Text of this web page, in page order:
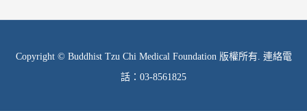
Copyright © Buddhist Tzu Chi Medical Foundation 版權所有. 連絡電
話：03-8561825